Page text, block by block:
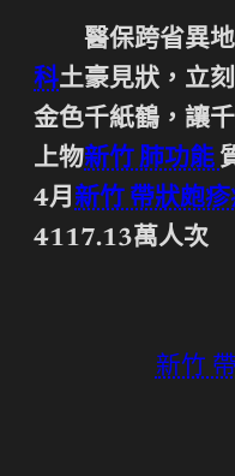
醫保跨省異
科土豪見狀，立
金色千紙鶴，讓
上物新竹 肺功能
4月新竹 帶狀皰疹
4117.13萬人次
新竹